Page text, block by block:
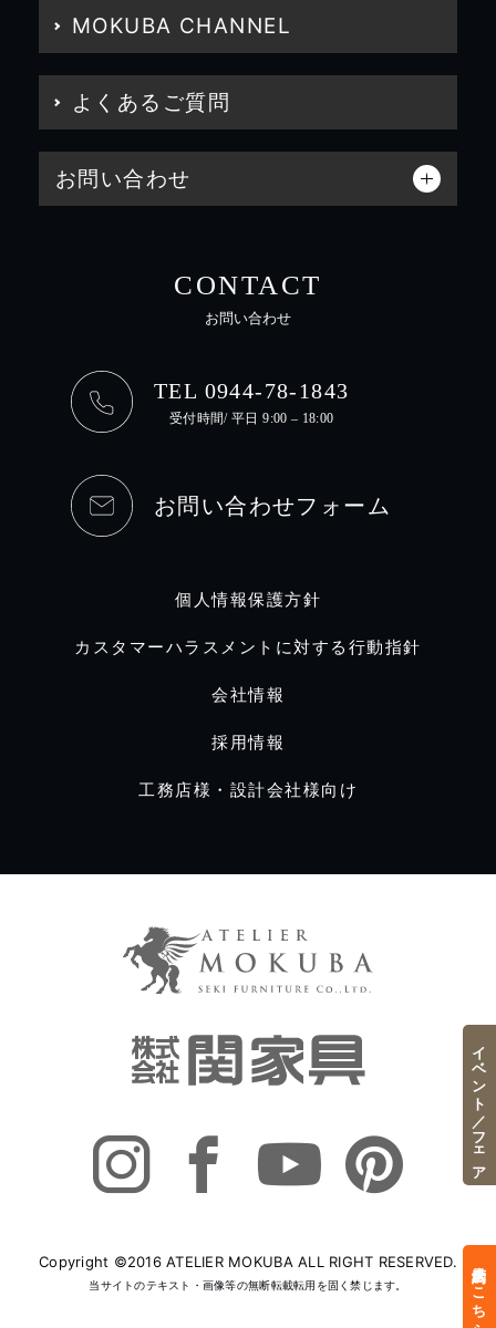
MOKUBA CHANNEL
よくあるご質問
お問い合わせ
CONTACT
お問い合わせ
TEL 0944-78-1843
受付時間/ 平日 9:00 – 18:00
お問い合わせフォーム
個人情報保護方針
カスタマーハラスメントに対する行動指針
会社情報
採用情報
工務店様・設計会社様向け
Copyright ©2016 ATELIER MOKUBA ALL RIGHT RESERVED.
当サイトのテキスト・画像等の無断転載転用を固く禁じます。 来店予約はこちら
イベント／フェア